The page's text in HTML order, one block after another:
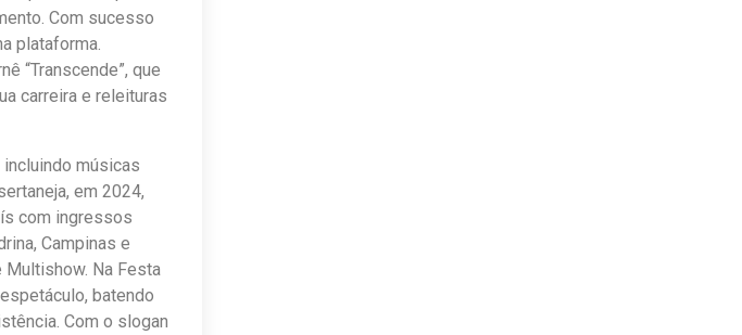
Com sucesso
plataforma.
“Transcende”, que
carreira e releituras
músicas
em 2024,
com ingressos
Campinas e
Multishow. Na Festa
batendo
Com o slogan